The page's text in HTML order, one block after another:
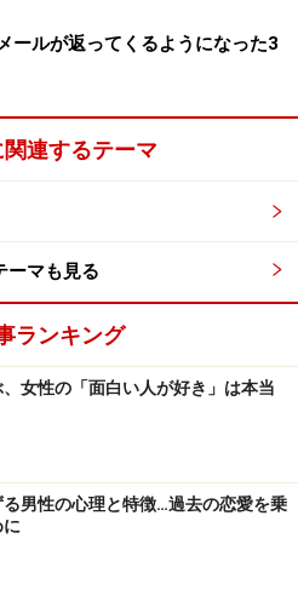
ールが返ってくるようになった3
連するテーマ
ーマも見る
ランキング
女性の「面白い人が好き」は本当
る男性の心理と特徴…過去の恋愛を乗
に